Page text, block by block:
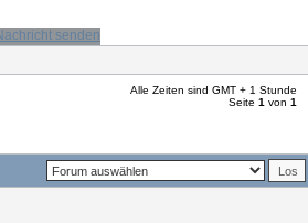
Alle Zeiten sind GMT + 1 Stunde
Seite 1 von 1